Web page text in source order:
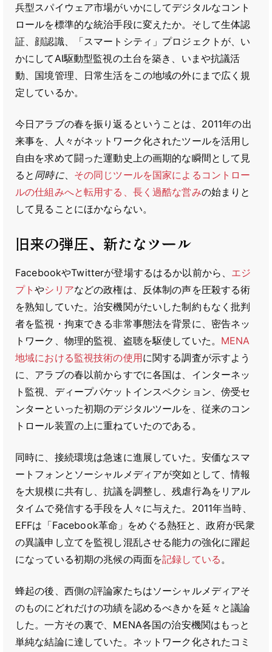
兵型スパイウェア市場がいかにしてデジタルなコント
ロールを標準的な統治手段に変えたか。そして生体認
証、顔認識、「スマートシティ」プロジェクトが、い
かにしてAI駆動型監視の土台を築き、いまや抗議活
動、国境管理、日常生活をこの地域の外にまで広く規
定しているか。
今日アラブの春を振り返るということは、2011年の出
来事を、人々がネットワーク化されたツールを活用し
自由を求めて闘った運動史上の画期的な瞬間として見
ると 同時に、 その同じツールを国家によるコントロー
ルの仕組みへと転用する、長く過酷な営みの始まりと
して見ることにほかならない。
旧来の弾圧、新たなツール
FacebookやTwitterが登場するはるか以前から、 エジ
プトやシリアなどの政権は、反体制の声を圧殺する術
を熟知していた。治安機関がたいした制約もなく批判
者を監視・拘束できる非常事態法を背景に、密告ネッ
トワーク、物理的監視、盗聴を駆使していた。 MENA
地域における監視技術の使用に関する調査が示すよう
に、アラブの春以前からすでに各国は、インターネッ
ト監視、ディープパケットインスペクション、傍受セ
ンターといった初期のデジタルツールを、従来のコン
トロール装置の上に重ねていたのである。
同時に、接続環境は急速に進展していた。安価なスマ
ートフォンとソーシャルメディアが突如として、情報
を大規模に共有し、抗議を調整し、残虐行為をリアル
タイムで発信する手段を人々に与えた。2011年当時、
EFFは「Facebook革命」をめぐる熱狂と、政府が民衆
の異議申し立てを監視し混乱させる能力の強化に躍起
になっている初期の兆候の両面を記録している。
蜂起の後、西側の評論家たちはソーシャルメディアそ
のものにどれだけの功績を認めるべきかを延々と議論
した。一方その裏で、MENA各国の治安機関はもっと
単純な結論に達していた。ネットワーク化されたコミ